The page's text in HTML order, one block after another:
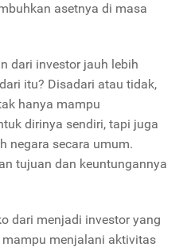
asetnya di masa
dari investor jauh lebih
itu? Disadari atau tidak,
hanya mampu
dirinya sendiri, tapi juga
negara secara umum.
tujuan dan keuntungannya
dari menjadi investor yang
menjalani aktivitas